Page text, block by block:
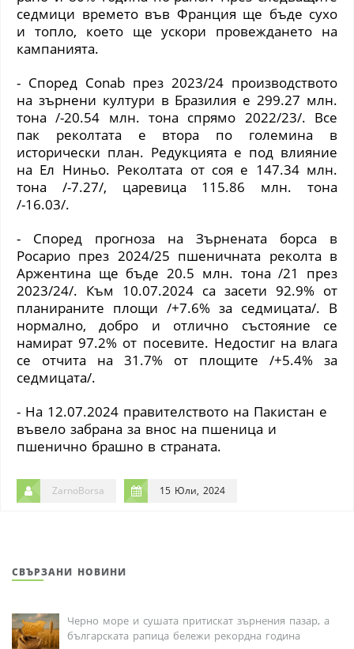
седмици времето във Франция ще бъде сухо
и топло, което ще ускори провеждането на
кампанията.
- Според Conab през 2023/24 производството
на зърнени култури в Бразилия е 299.27 млн.
тона /-20.54 млн. тона спрямо 2022/23/. Все
пак реколтата е втора по големина в
исторически план. Редукцията е под влияние
на Ел Ниньо. Реколтата от соя е 147.34 млн.
тона /-7.27/, царевица 115.86 млн. тона
/-16.03/.
- Според прогноза на Зърнената борса в
Росарио през 2024/25 пшеничната реколта в
Аржентина ще бъде 20.5 млн. тона /21 през
2023/24/. Към 10.07.2024 са засети 92.9% от
планираните площи /+7.6% за седмицата/. В
нормално, добро и отлично състояние се
намират 97.2% от посевите. Недостиг на влага
се отчита на 31.7% от площите /+5.4% за
седмицата/.
- На 12.07.2024 правителството на Пакистан е
въвело забрана за внос на пшеница и
пшенично брашно в страната.
ZarnoBorsa 15 Юли, 2024
СВЪРЗАНИ НОВИНИ
Черно море и сушата притискат зърнения пазар, а
българската рапица бележи рекордна година